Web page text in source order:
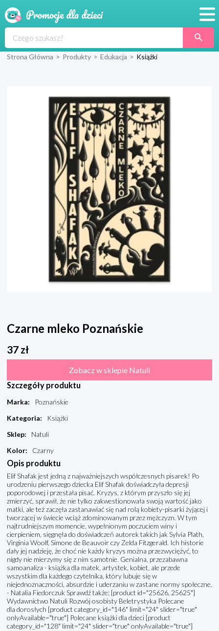
Produkty
Blog
Wyprawka
Strona Główna > Produkty > Edukacja > Książki
Czarne mleko Poznańskie
37 zł
Zobacz w sklepie Natuli
Szczegóły produktu
Marka:
Poznańskie
Kategoria:
Książki
Sklep:
Natuli
Kolor: Czarny
Opis produktu
Elif Shafak jest jedną z najważniejszych współczesnych pisarek! Po
urodzeniu pierwszego dziecka Elif Shafak doświadczyła depresji
poporodowej i przestała pisać. Kryzys, z którym przyszło się jej
zmierzyć, sprawił, że nie tylko zakwestionowała swoją wartość jako
matki, ale też zaczęła zastanawiać się nad rolą kobiety-pisarki żyjącej i
tworzącej w świecie wciąż zdominowanym przez mężczyzn. W tym
najtrudniejszym momencie, wypełnionym poczuciem winy i
cierpieniem, sięgnęła do doświadczeń autorek takich jak Sylvia Plath,
Virginia Woolf, Simone de Beauvoir czy Zelda Fitzgerald. Ich historie
dały jej nadzieję, że choć nie każdy kryzys można przezwyciężyć, to
nigdy nie mierzymy się z nim samotnie. Genialna, przezabawna
samoanaliza - książka dla matek, artystek, kobiet, ale przede
wszystkim dla każdego czytelnika, który lubuje się w
niejednoznaczności, absurdzie i uderzaniu w zastane normy społeczne.
- Natalia Fiedorczuk Sprawdź także: [product id="25626, 25625"]
Wydawnictwo Natuli Rozwój osobisty Beletrystyka Polecane
dla dorosłych [product category_id="146" limit="24" slider="true"
onlyAvailable="true"] Polecane książki dla dzieci [product
category_id="128" limit="24" slider="true" onlyAvailable="true"]